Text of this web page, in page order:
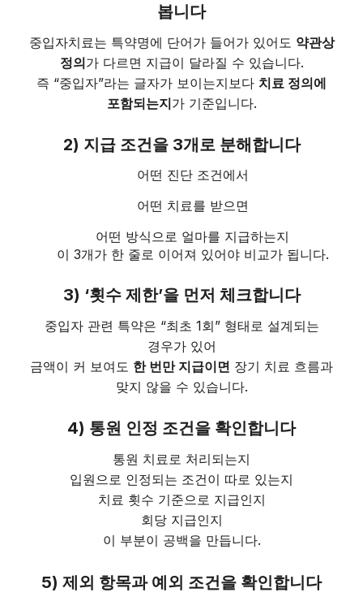
봅니다
중입자치료는 특약명에 단어가 들어가 있어도 약관상
정의가 다르면 지급이 달라질 수 있습니다.
즉 “중입자”라는 글자가 보이는지보다 치료 정의에
포함되는지가 기준입니다.
2) 지급 조건을 3개로 분해합니다
어떤 진단 조건에서
어떤 치료를 받으면
어떤 방식으로 얼마를 지급하는지
이 3개가 한 줄로 이어져 있어야 비교가 됩니다.
3) ‘횟수 제한’을 먼저 체크합니다
중입자 관련 특약은 “최초 1회” 형태로 설계되는
경우가 있어
금액이 커 보여도 한 번만 지급이면 장기 치료 흐름과
맞지 않을 수 있습니다.
4) 통원 인정 조건을 확인합니다
통원 치료로 처리되는지
입원으로 인정되는 조건이 따로 있는지
치료 횟수 기준으로 지급인지
회당 지급인지
이 부분이 공백을 만듭니다.
5) 제외 항목과 예외 조건을 확인합니다